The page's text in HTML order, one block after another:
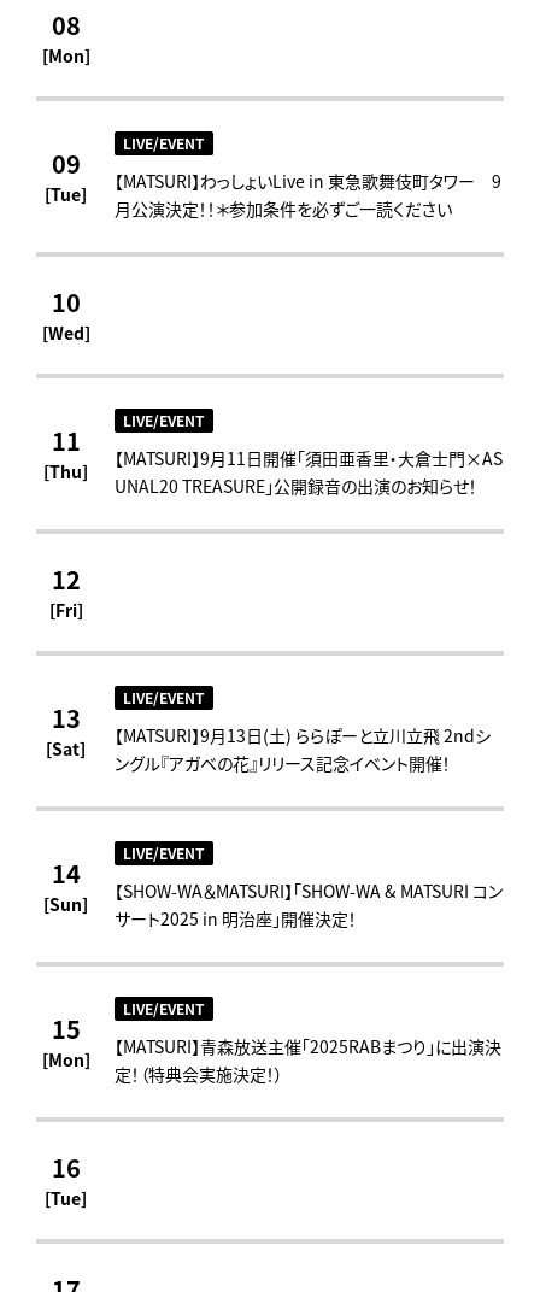
08
[Mon]
09
[Tue]
LIVE/EVENT
【MATSURI】わっしょいLive in 東急歌舞伎町タワー 9
月公演決定！！＊参加条件を必ずご一読ください
10
[Wed]
11
[Thu]
LIVE/EVENT
【MATSURI】9月11日開催「須田亜香里・大倉士門×AS
UNAL20 TREASURE」公開録音の出演のお知らせ！
12
[Fri]
13
[Sat]
LIVE/EVENT
【MATSURI】9月13日(土) ららぽーと立川立飛 2ndシ
ングル『アガベの花』リリース記念イベント開催！
14
[Sun]
LIVE/EVENT
【SHOW-WA＆MATSURI】「SHOW-WA & MATSURI コン
サート2025 in 明治座」開催決定！
15
[Mon]
LIVE/EVENT
【MATSURI】青森放送主催「2025RABまつり」に出演決
定！（特典会実施決定！）
16
[Tue]